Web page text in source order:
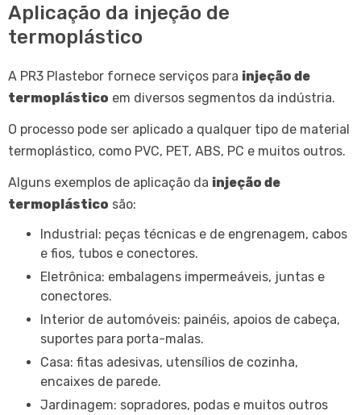
Aplicação da injeção de
termoplástico
A PR3 Plastebor fornece serviços para injeção de
termoplástico em diversos segmentos da indústria.
O processo pode ser aplicado a qualquer tipo de material
termoplástico, como PVC, PET, ABS, PC e muitos outros.
Alguns exemplos de aplicação da injeção de
termoplástico são:
Industrial: peças técnicas e de engrenagem, cabos
e fios, tubos e conectores.
Eletrônica: embalagens impermeáveis, juntas e
conectores.
Interior de automóveis: painéis, apoios de cabeça,
suportes para porta-malas.
Casa: fitas adesivas, utensílios de cozinha,
encaixes de parede.
Jardinagem: sopradores, podas e muitos outros